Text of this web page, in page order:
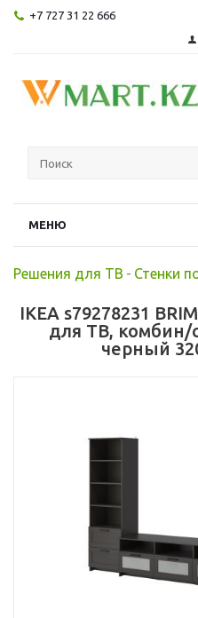
+7 727 31 22 666
МЕНЮ
Решения для ТВ - Стенки
IKEA s79278231
для ТВ, комбин/
черный